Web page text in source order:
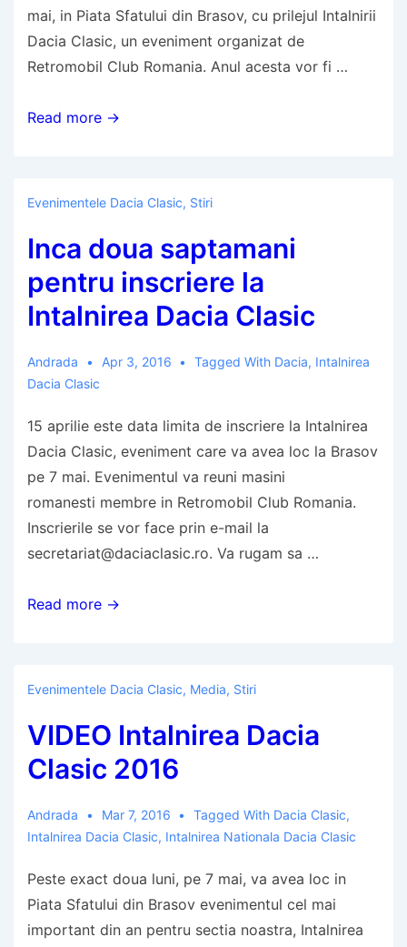
mai, in Piata Sfatului din Brasov, cu prilejul Intalnirii
Dacia Clasic, un eveniment organizat de
Retromobil Club Romania. Anul acesta vor fi …
Cea
Dacie
din
Romania,
expusa
Intalnirea
Clasic
2016,
editia
a
VIII-
a
Read more →
Evenimentele Dacia Clasic, Stiri
Inca doua saptamani
pentru inscriere la
Intalnirea Dacia Clasic
Andrada Apr 3, 2016 Tagged With Dacia, Intalnirea
Dacia Clasic
15 aprilie este data limita de inscriere la Intalnirea
Dacia Clasic, eveniment care va avea loc la Brasov
pe 7 mai. Evenimentul va reuni masini
romanesti membre in Retromobil Club Romania.
Inscrierile se vor face prin e-mail la
secretariat@daciaclasic.ro. Va rugam sa …
Inca
pentru
la
Intalnirea
Dacia
Clasic
Read more →
Evenimentele Dacia Clasic, Media, Stiri
VIDEO Intalnirea Dacia
Clasic 2016
Andrada Mar 7, 2016 Tagged With Dacia Clasic,
Intalnirea Dacia Clasic, Intalnirea Nationala Dacia Clasic
Peste exact doua luni, pe 7 mai, va avea loc in
Piata Sfatului din Brasov evenimentul cel mai
important din an pentru sectia noastra, Intalnirea